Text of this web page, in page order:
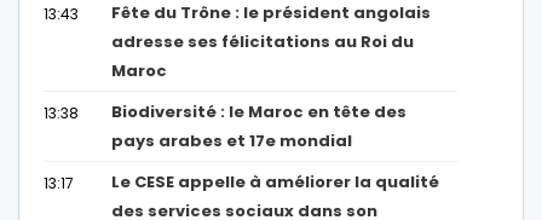
13:43
Fête du Trône : le président angolais
adresse ses félicitations au Roi du
Maroc
13:38
Biodiversité : le Maroc en tête des
pays arabes et 17e mondial
13:17
Le CESE appelle à améliorer la qualité
des services sociaux dans son